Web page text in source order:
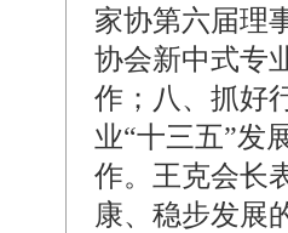
家协第六届理
协会新中式专
作；八、抓好
业“十三五”发
作。王克会长
康、稳步发展